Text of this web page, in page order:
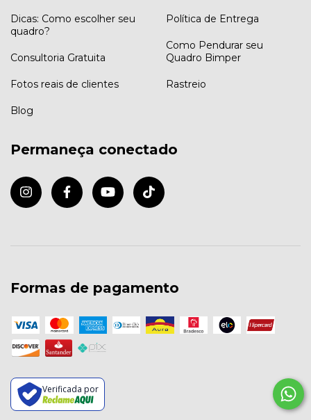
Dicas: Como escolher seu
quadro?
Consultoria Gratuita
Fotos reais de clientes
Blog
Política de Entrega
Como Pendurar seu
Quadro Bimper
Rastreio
Permaneça conectado
Formas de pagamento
Verificada por